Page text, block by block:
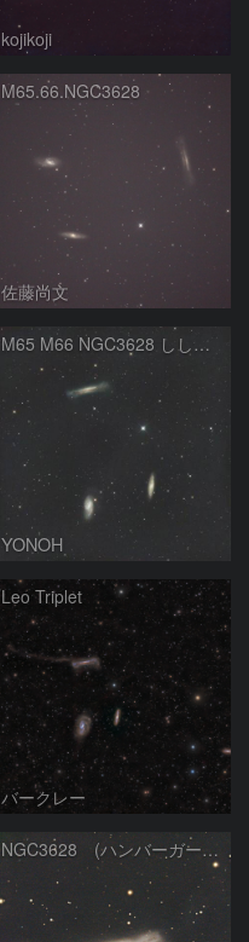
kojikoji
M65.66.NGC3628
佐藤尚文
M65 M66 NGC3628 しし座のトリオ
YONOH
Leo Triplet
バークレー
NGC3628 (ハンバーガー銀河）